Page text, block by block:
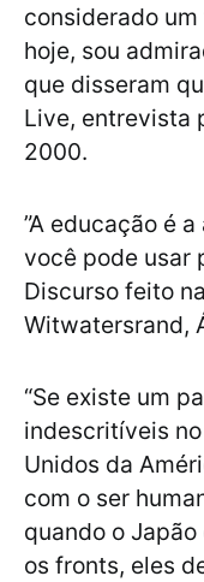
considerado
hoje, sou
que disseram
Live, entrevista
2000.
”A educação é
você pode usar
Discurso feito
Witwatersrand,
“Se existe um
indescritíveis
Unidos da
com o ser
quando o
os fronts, eles